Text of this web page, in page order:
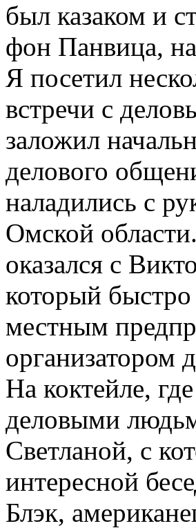
был казаком и
фон Панвица,
Я посетил
встречи с
заложил
делового
наладились с
Омской
оказался с
который
местным
организатором
На коктейле,
деловыми
Светланой, с
интересной
Блэк,